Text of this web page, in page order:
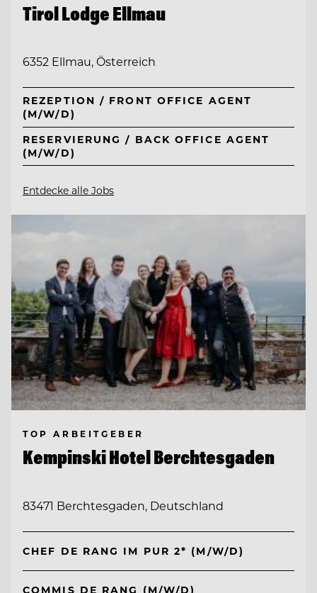
Tirol Lodge Ellmau
6352 Ellmau, Österreich
REZEPTION / FRONT OFFICE AGENT
(M/W/D)
RESERVIERUNG / BACK OFFICE AGENT
(M/W/D)
Entdecke alle Jobs
TOP ARBEITGEBER
Kempinski Hotel Berchtesgaden
83471 Berchtesgaden, Deutschland
CHEF DE RANG IM PUR 2* (M/W/D)
COMMIS DE RANG (M/W/D)